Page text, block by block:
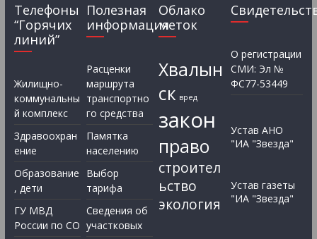
Телефоны
“Горячих
линий”
Жилищно-
коммунальны
й комплекс
Здравоохран
ение
Образование
, дети
ГУ МВД
России по СО
Полезная
информация
Расценки
маршрута
транспортно
го средства
Памятка
населению
Выбор
тарифа
Сведения об
участковых
Облако
меток
Хвалын
ск вред
закон
право
строител
ьство
экология
О регистрации
СМИ: Эл №
ФС77-53449
Устав АНО
"ИА "Звезда"
Устав газеты
"ИА "Звезда"